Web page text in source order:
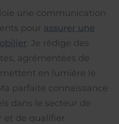
une communication
pour assurer une
. Je rédige des
agrémentées de
en lumière le
parfaite connaissance
dans le secteur de
et de qualifier